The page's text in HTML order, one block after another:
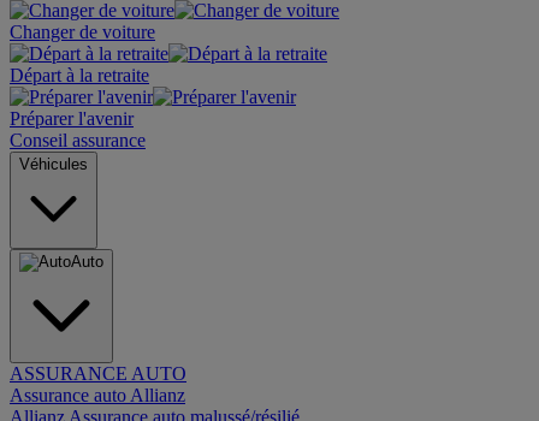
Changer de voiture
Départ à la retraite
Préparer l'avenir
Conseil assurance
Véhicules
Auto
ASSURANCE AUTO
Assurance auto Allianz
Allianz Assurance auto malussé/résilié